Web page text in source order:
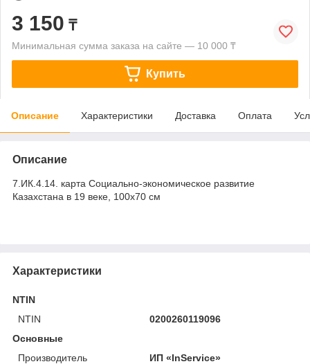
3 150 ₸
Минимальная сумма заказа на сайте — 10 000 ₸
Купить
Описание Характеристики Доставка Оплата
Описание
7.ИК.4.14. карта Социально-экономическое развитие
Казахстана в 19 веке, 100х70 см
Характеристики
NTIN
NTIN
0200260119096
Основные
Производитель
ИП «InService»